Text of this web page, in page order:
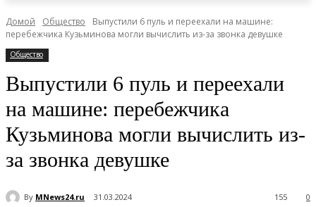
Домой Общество
Выпустили 6 пуль и переехали на машине:
перебежчика Кузьминова могли вычислить из-за звонка девушке
Общество
Выпустили 6 пуль и переехали
на машине: перебежчика
Кузьминова могли вычислить из-
за звонка девушке
By MNews24.ru 31.03.2024 0
155